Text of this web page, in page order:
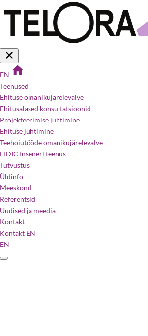
EN
Teenused
Ehituse omanikujärelevalve
Ehitusalased konsultatsioonid
Projekteerimise juhtimine
Ehituse juhtimine
Teehoiutööde omanikujärelevalve
FIDIC Inseneri teenus
Tutvustus
Üldinfo
Meeskond
Referentsid
Uudised ja meedia
Kontakt
Kontakt EN
EN